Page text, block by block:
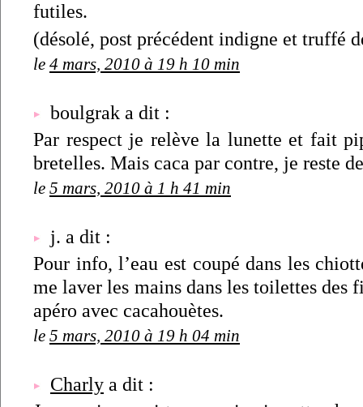
futiles.
(désolé, post précédent indigne et truffé
le 4 mars, 2010 à 19 h 10 min
boulgrak a dit :
Par respect je relève la lunette et fait
bretelles. Mais caca par contre, je reste
le 5 mars, 2010 à 1 h 41 min
j. a dit :
Pour info, l’eau est coupé dans les
me laver les mains dans les toilettes des
apéro avec cacahouètes.
le 5 mars, 2010 à 19 h 04 min
Charly a dit :